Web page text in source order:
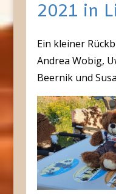
2021 in
Ein kleiner
Andrea Wobig,
Beernik und